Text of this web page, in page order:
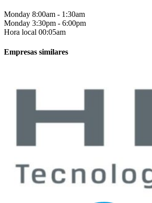
Monday 8:00am - 1:30am
Monday 3:30pm - 6:00pm
Hora local 00:05am
Empresas similares